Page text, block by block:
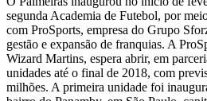
segunda Academia de Futebol, por
com ProSports, empresa do Grupo
gestão e expansão de franquias. A
Wizard Martins, espera abrir, em
unidades até o final de 2018, com
milhões. A primeira unidade foi